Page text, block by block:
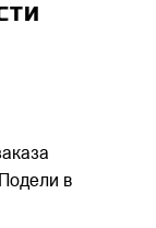
в